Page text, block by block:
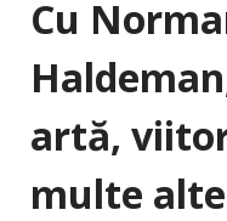
Cu
artă,
multe